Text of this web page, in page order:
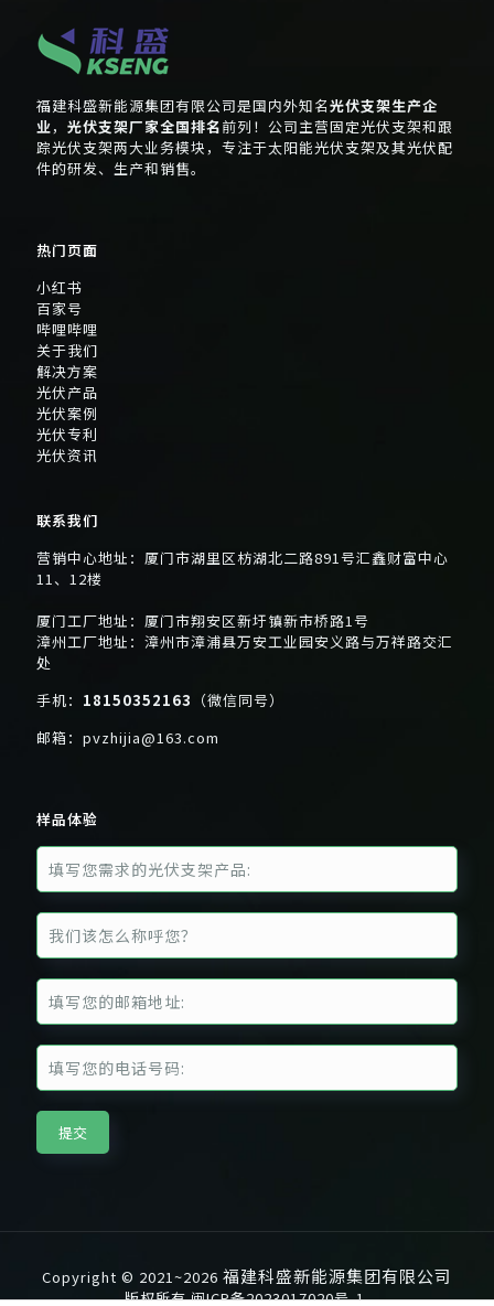
福建科盛新能源集团有限公司是国内外知名光伏支架生产企
业， 光伏支架厂家全国排名前列！公司主营固定光伏支架和跟
踪光伏支架两大业务模块，专注于太阳能光伏支架及其光伏配
件的研发、生产和销售。
热门页面
小红书
百家号
哔哩哔哩
关于我们
解决方案
光伏产品
光伏案例
光伏专利
光伏资讯
联系我们
营销中心地址：厦门市湖里区枋湖北二路891号汇鑫财富中心
11、12楼
厦门工厂地址：厦门市翔安区新圩镇新市桥路1号
漳州工厂地址：漳州市漳浦县万安工业园安义路与万祥路交汇
处
手机： 18150352163 （微信同号）
邮箱： pvzhijia@163.com
样品体验
Copyright © 2021~2026 福建科盛新能源集团有限公司
版权所有闽ICP备2023017020号-1